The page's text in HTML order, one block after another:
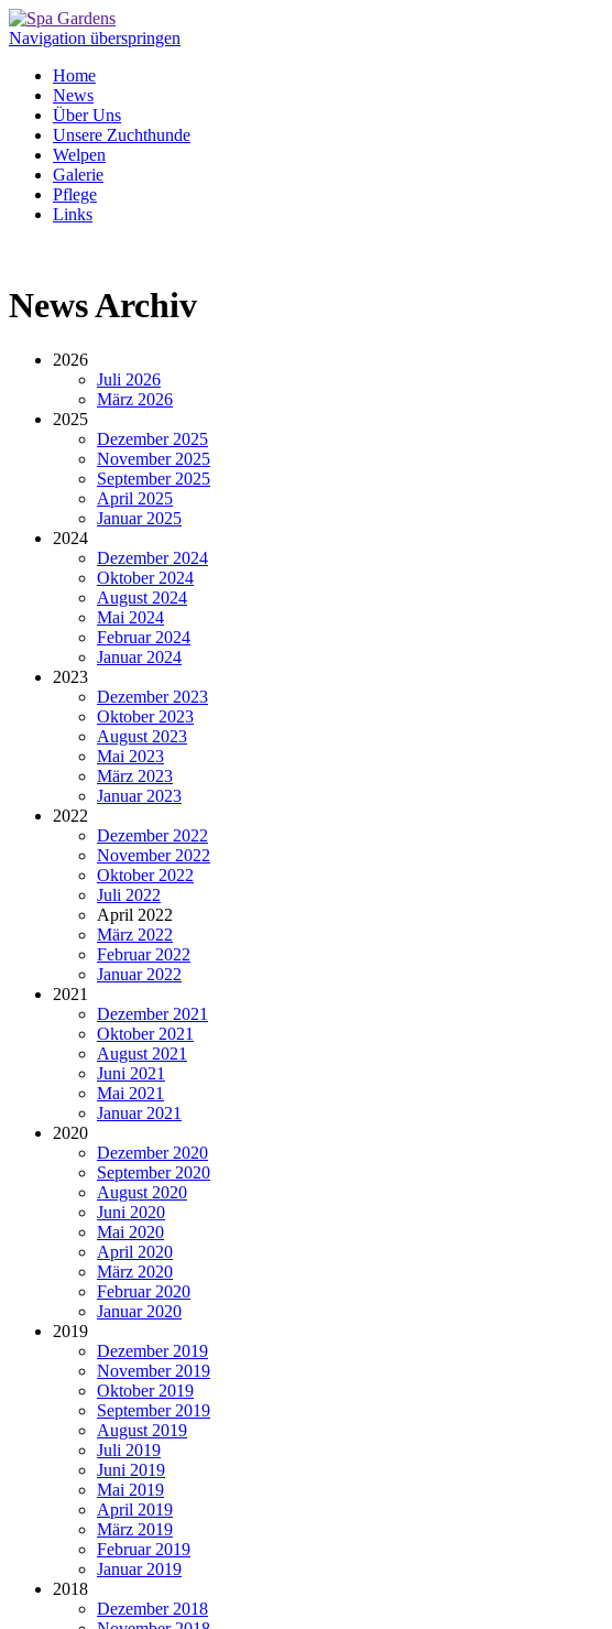
Navigation überspringen
Home
News
Über Uns
Unsere Zuchthunde
Welpen
Galerie
Pflege
Links
News Archiv
2026
Juli 2026
März 2026
2025
Dezember 2025
November 2025
September 2025
April 2025
Januar 2025
2024
Dezember 2024
Oktober 2024
August 2024
Mai 2024
Februar 2024
Januar 2024
2023
Dezember 2023
Oktober 2023
August 2023
Mai 2023
März 2023
Januar 2023
2022
Dezember 2022
November 2022
Oktober 2022
Juli 2022
April 2022
März 2022
Februar 2022
Januar 2022
2021
Dezember 2021
Oktober 2021
August 2021
Juni 2021
Mai 2021
Januar 2021
2020
Dezember 2020
September 2020
August 2020
Juni 2020
Mai 2020
April 2020
März 2020
Februar 2020
Januar 2020
2019
Dezember 2019
November 2019
Oktober 2019
September 2019
August 2019
Juli 2019
Juni 2019
Mai 2019
April 2019
März 2019
Februar 2019
Januar 2019
2018
Dezember 2018